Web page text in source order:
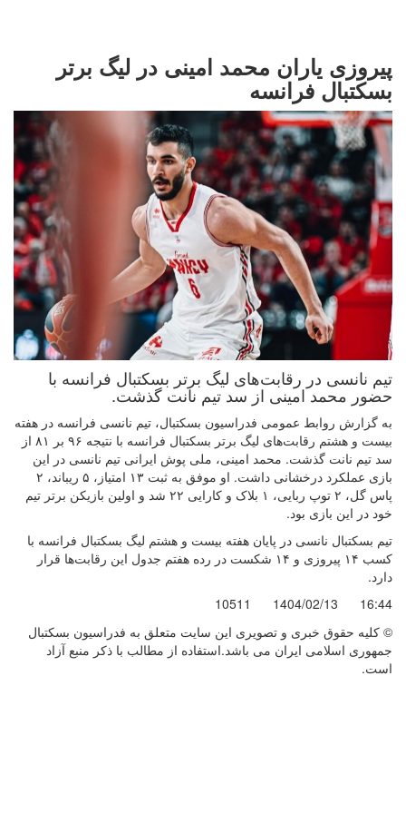
پیروزی یاران محمد امینی در لیگ برتر
بسکتبال فرانسه
تیم نانسی در رقابت‌های لیگ برتر بسکتبال فرانسه با
حضور محمد امینی از سد تیم نانت گذشت.
به گزارش روابط عمومی فدراسیون بسکتبال، تیم نانسی فرانسه در هفته
بیست و هشتم رقابت‌های لیگ برتر بسکتبال فرانسه با نتیجه ۹۶ بر ۸۱ از
سد تیم نانت گذشت. محمد امینی، ملی پوش ایرانی تیم نانسی در این
بازی عملکرد درخشانی داشت. او موفق به ثبت ۱۳ امتیاز، ۵ ریباند، ۲
پاس گل، ۲ توپ ربایی، ۱ بلاک و کارایی ۲۲ شد و اولین بازیکن برتر تیم
خود در این بازی بود.
تیم بسکتبال نانسی در پایان هفته بیست و هشتم لیگ بسکتبال فرانسه با
کسب ۱۴ پیروزی و ۱۴ شکست در رده هفتم جدول این رقابت‌ها قرار
دارد.
16:44
1404/02/13
10511
© کليه حقوق خبری و تصويری اين سايت متعلق به فدراسیون بسکتبال
جمهوری اسلامی ایران می باشد.استفاده از مطالب با ذكر منبع آزاد
است.